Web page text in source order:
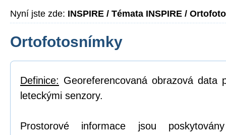
Nyní jste zde: INSPIRE / Témata INSPIRE /
Ortofotosnímky
Definice: Georeferencovaná obrazová data
leteckými senzory.
Prostorové informace jsou